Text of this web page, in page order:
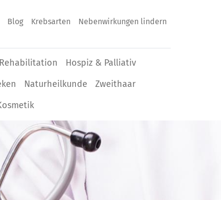
Blog Krebsarten Nebenwirkungen lindern
Hospiz & Palliativ
Naturheilkunde
Zweithaar